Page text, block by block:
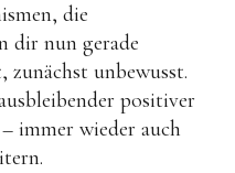
Medialität &
Medialität &
Medialität &
Feedback |
die
dir nun gerade
zunächst unbewusst.
positiver
immer wieder auch